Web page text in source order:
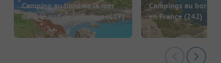
Camping au bord de la mer
dans le sud de la France(117)
Campings au bord
en France (242)